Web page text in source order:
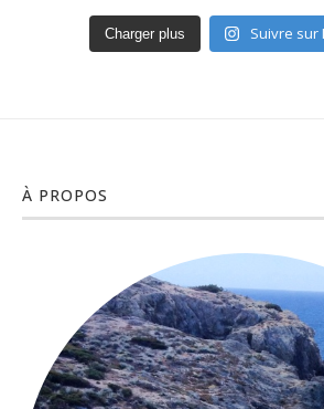
Charger plus Suivre sur
À PROPOS